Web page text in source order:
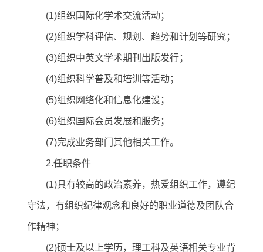
(1)组织国际化学术交流活动；
(2)组织学科评估、规划、趋势和计划等研究；
(3)组织中英文学术期刊出版发行；
(4)组织科学普及和培训等活动；
(5)组织 网络化和信息化建设；
(6)组织 国际会员发展和服务；
(7)完成业务部门其他相关工作。
2.任职条件
(1)具有较高的政治素养，热爱组织工作，遵纪
守法，有组织纪律观念和良好的职业道德及团队合
作精神；
(2)硕士及以上学历，理工科及英语相关专业背